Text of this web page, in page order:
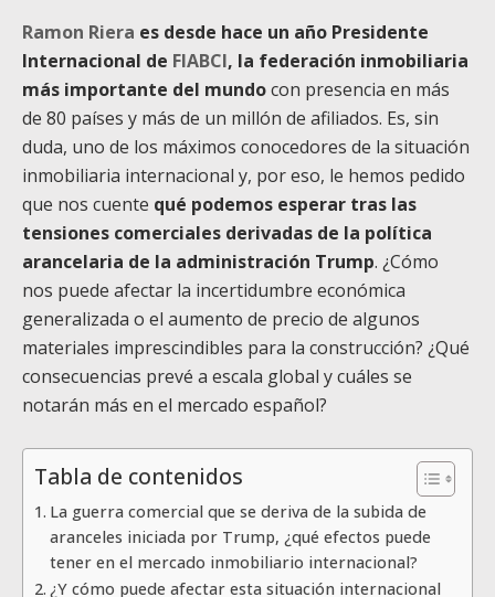
Ramon Riera es desde hace un año Presidente
Internacional de FIABCI, la federación inmobiliaria
más importante del mundocon presencia en más
de 80 países y más de un millón de afiliados. Es, sin
duda, uno de los máximos conocedores de la situación
inmobiliaria internacional y, por eso, le hemos pedido
que nos cuente qué podemos esperar tras las
tensiones comerciales derivadas de la política
arancelaria de la administración Trump. ¿Cómo
nos puede afectar la incertidumbre económica
generalizada o el aumento de precio de algunos
materiales imprescindibles para la construcción? ¿Qué
consecuencias prevé a escala global y cuáles se
notarán más en el mercado español?
Tabla de contenidos
La guerra comercial que se deriva de la subida de
aranceles iniciada por Trump, ¿qué efectos puede
tener en el mercado inmobiliario internacional?
¿Y cómo puede afectar esta situación internacional